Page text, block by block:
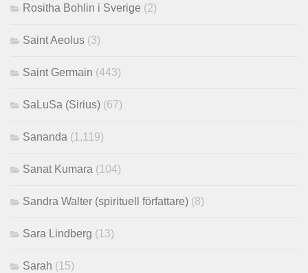
Rositha Bohlin i Sverige (2)
Saint Aeolus (3)
Saint Germain (443)
SaLuSa (Sirius) (67)
Sananda (1,119)
Sanat Kumara (104)
Sandra Walter (spirituell författare) (8)
Sara Lindberg (13)
Sarah (15)